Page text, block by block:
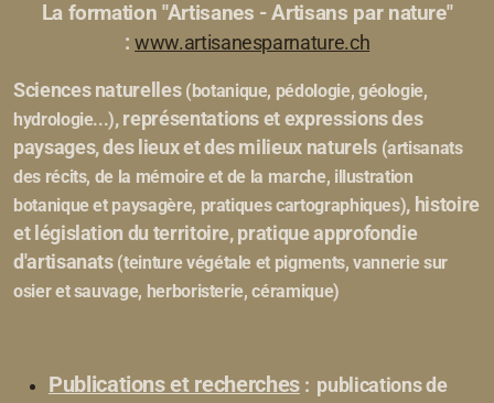
La formation "Artisanes - Artisans par nature"
:www.artisanesparnature.ch
Sciences naturelles (botanique, pédologie, géologie,
hydrologie...), représentations et expressions des
paysages, des lieux et des milieux naturels (artisanats
des récits, de la mémoire et de la marche, illustration
botanique et paysagère, pratiques cartographiques), histoire
et législation du territoire, pratique approfondie
d'artisanats (teinture végétale et pigments, vannerie sur
osier et sauvage, herboristerie, céramique)
Publications et recherches: publications de